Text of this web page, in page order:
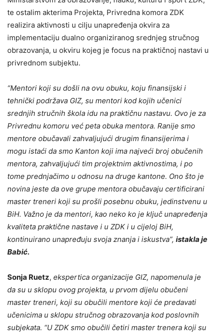
te ostalim akterima Projekta, Privredna komora ZDK
realizira aktivnosti u cilju unapređenja okvira za
implementaciju dualno organiziranog srednjeg stručnog
obrazovanja, u okviru kojeg je focus na praktičnoj nastavi u
privrednom subjektu.
“Mentori koji su došli na ovu obuku, koju finansijski i
tehnički podržava GIZ, su mentori kod kojih učenici
srednjih stručnih škola idu na praktičnu nastavu. Ovo je za
Privrednu komoru već peta obuka mentora. Ranije smo
mentore obučavali zahvaljujući drugim finansijerima i
mogu istaći da smo Kanton koji ima najveći broj obučenih
mentora, zahvaljujući tim projektnim aktivnostima, i po
tome prednjačimo u odnosu na druge kantone. Ono što je
novina jeste da ove grupe mentora obučavaju certificirani
master treneri koji su prošli posebnu obuku, jedinstvenu u
BiH. Važno je da mentori, kao neko ko je ključ unapređenja
kvaliteta praktične nastave i u ZDK i u cijeloj BiH,
kontinuirano unapređuju svoja znanja i iskustva”, istakla je
Babić.
Sonja Ruetz, ekspertica organizacije GIZ, napomenula je
da su u sklopu ovog projekta, u prvom dijelu obučeni
master treneri, koji su obučili mentore koji će predavati
učenicima u sklopu stručnog obrazovanja kod poslovnih
subjekata. “U ZDK smo obučili četiri master trenera koji su